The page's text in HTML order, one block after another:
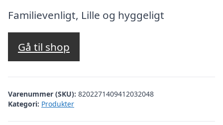
pris
var:
pris
Familievenligt, Lille og hyggeligt
Gå til shop
Varenummer (SKU): 8202271409412032048
Kategori: Produkter